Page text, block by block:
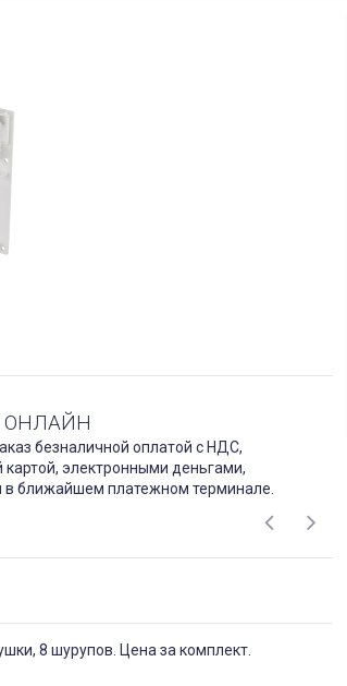
ОНЛАЙН
безналичной оплатой с НДС,
картой, электронными деньгами,
ближайшем платежном терминале.
8 шурупов. Цена за комплект.